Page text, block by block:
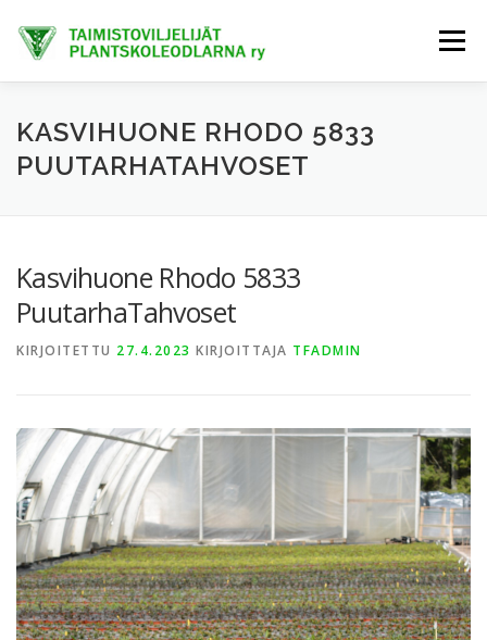
sisältöön
Valikko
ETUSIVU TIETOA MEISTÄ AJANKOHTAISTA
TRENDIKASVIT EXTRANET
KASVIHUONE RHODO 5833
PUUTARHATAHVOSET
Kasvihuone Rhodo 5833
PuutarhaTahvoset
KIRJOITETTU 27.4.2023 KIRJOITTAJA TFADMIN